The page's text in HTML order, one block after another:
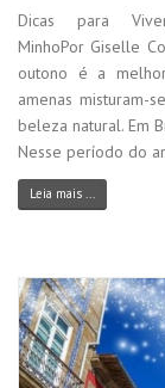
Dicas para
MinhoPor Giselle
outono é a
amenas misturam-
beleza natural. Em
Nesse período do
Leia mais ...